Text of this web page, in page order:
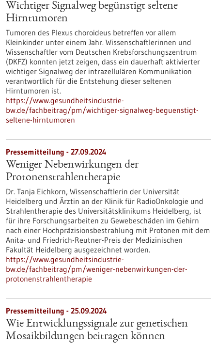
Wichtiger Signalweg begünstigt seltene
Hirntumoren
Tumoren des Plexus choroideus betreffen vor allem
Kleinkinder unter einem Jahr. Wissenschaftlerinnen und
Wissenschaftler vom Deutschen Krebsforschungszentrum
(DKFZ) konnten jetzt zeigen, dass ein dauerhaft aktivierter
wichtiger Signalweg der intrazellulären Kommunikation
verantwortlich für die Entstehung dieser seltenen
Hirntumoren ist.
https://www.gesundheitsindustrie-
bw.de/fachbeitrag/pm/wichtiger-signalweg-beguenstigt-
seltene-hirntumoren
Pressemitteilung - 27.09.2024
Weniger Nebenwirkungen der
Protonenstrahlentherapie
Dr. Tanja Eichkorn, Wissenschaftlerin der Universität
Heidelberg und Ärztin an der Klinik für RadioOnkologie und
Strahlentherapie des Universitätsklinikums Heidelberg, ist
für ihre Forschungsarbeiten zu Gewebeschäden im Gehirn
nach einer Hochpräzisionsbestrahlung mit Protonen mit dem
Anita- und Friedrich-Reutner-Preis der Medizinischen
Fakultät Heidelberg ausgezeichnet worden.
https://www.gesundheitsindustrie-
bw.de/fachbeitrag/pm/weniger-nebenwirkungen-der-
protonenstrahlentherapie
Pressemitteilung - 25.09.2024
Wie Entwicklungssignale zur genetischen
Mosaikbildungen beitragen können